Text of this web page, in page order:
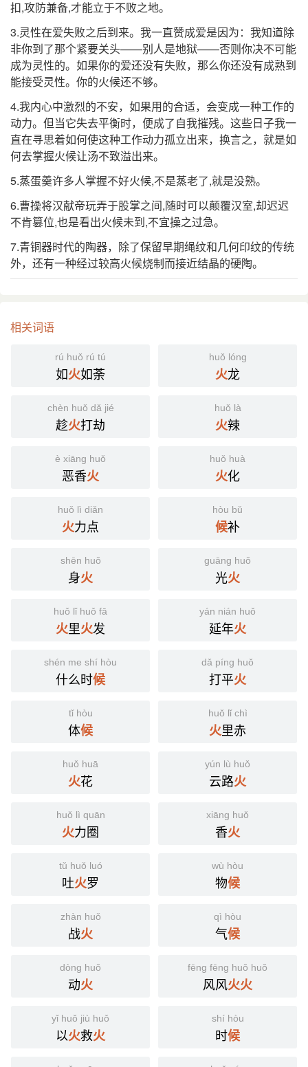
《西游记》第七回：“真个光阴迅速，不觉七七四十九
日， 老君 的火候俱全。”
⒊ 比喻道德、学问、技艺等修养工夫的成熟。
引 清 黄宗羲 《＜钱退山诗文＞序》：“以才识涵濡藴
《儒林外史》第三回：“本道看你的文字，火候到了，
即在此科，一定发达。”
杨朔 《黄海日出》：“她们四发四中，摧毁了四辆坦
克靶，武艺可算练到火候。”
⒋ 比喻紧要的时机。
引 《孽海花》第三十回：“三儿 暗忖那话儿来了，但是
我不可卤莽，便把心事露出，火候还没有熟呢。”
鲁迅 《伪自由书·后记》：“现在，听说已到组织团体
的火候了。”
国语辞典
火候 [ huǒ hòu ]
⒈ 火力的大小与时间的长短。
唐·段成式《酉阳杂俎·卷七·酒食》：「每说无物不堪
⒉ 比喻学力修养的功夫。
《儒林外史·第三回》：「本道看你的文字，火候到
heat control, maturity, crucial moment
Schmelzen (S)​
contrôle de la température, maturité, moment crucial
候
扣,攻防兼备,才能立于不败之地。
3.灵性在爱失败之后到来。我一直赞成爱是因为：我知道除
非你到了那个紧要关头——别人是地狱——否则你决不可能
成为灵性的。如果你的爱还没有失败，那么你还没有成熟到
能接受灵性。你的火候还不够。
4.我内心中激烈的不安，如果用的合适，会变成一种工作的
动力。但当它失去平衡时，便成了自我摧残。这些日子我一
直在寻思着如何使这种工作动力孤立出来，换言之，就是如
何去掌握火候让汤不致溢出来。
5.蒸蛋羹许多人掌握不好火候,不是蒸老了,就是没熟。
6.曹操将汉献帝玩弄于股掌之间,随时可以颠覆汉室,却迟迟
不肯篡位,也是看出火候未到,不宜操之过急。
7.青铜器时代的陶器，除了保留早期绳纹和几何印纹的传统
外，还有一种经过较高火候烧制而接近结晶的硬陶。
相关词语
rú huǒ rú tú
如火如荼
huǒ lóng
火龙
chèn huǒ dǎ jié
趁火打劫
huǒ là
火辣
è xiāng huǒ
恶香火
huǒ huà
火化
huǒ lì diǎn
火力点
hòu bǔ
候补
shēn huǒ
身火
guāng huǒ
光火
huǒ lǐ huǒ fā
火里火发
yán nián huǒ
延年火
shén me shí hòu
什么时候
dǎ píng huǒ
打平火
tǐ hòu
体候
huǒ lǐ chì
火里赤
huǒ huā
火花
yún lù huǒ
云路火
huǒ lì quān
火力圈
xiāng huǒ
香火
tǔ huǒ luó
吐火罗
wù hòu
物候
zhàn huǒ
战火
qì hòu
气候
dòng huǒ
动火
fēng fēng huǒ huǒ
风风火火
yǐ huǒ jiù huǒ
以火救火
shí hòu
时候